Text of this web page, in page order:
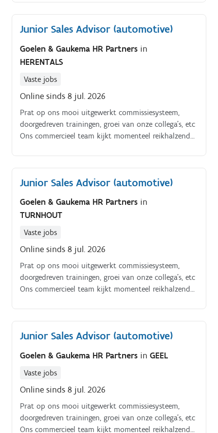
Junior Sales Advisor (automotive)
Goelen & Gaukema HR Partners in
HERENTALS
Vaste jobs
Online sinds 8 jul. 2026
Prat op ons mooi uitgewerkt commissiesysteem,
doorgedreven trainingen, groei van onze collega’s, etc
Ons commercieel team kijkt momenteel reikhalzend
ADVISOR.
Junior Sales Advisor (automotive)
Goelen & Gaukema HR Partners in
TURNHOUT
Vaste jobs
Online sinds 8 jul. 2026
Prat op ons mooi uitgewerkt commissiesysteem,
doorgedreven trainingen, groei van onze collega’s, etc
Ons commercieel team kijkt momenteel reikhalzend
Junior Sales Advisor (automotive)
Goelen & Gaukema HR Partners in GEEL
Vaste jobs
Online sinds 8 jul. 2026
Prat op ons mooi uitgewerkt commissiesysteem,
doorgedreven trainingen, groei van onze collega’s, etc
Ons commercieel team kijkt momenteel reikhalzend